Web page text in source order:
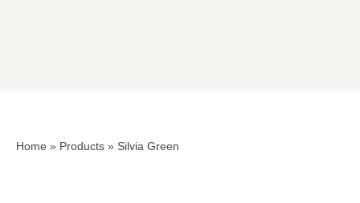
Home » Products » Silvia Green